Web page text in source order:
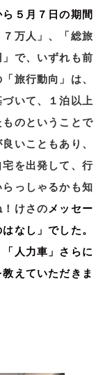
５月７日の期間
万人」、「総旅
で、いずれも前
旅行動向」は、
いて、１泊以上
のということで
いこともあり、
を出発して、行
っしゃるかも知
けさのメッセー
なし」でした。
「人力車」さらに
えていただきま